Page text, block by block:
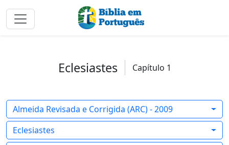
Eclesiastes Capítulo 1
Almeida Revisada e Corrigida (ARC) - 2009
Eclesiastes